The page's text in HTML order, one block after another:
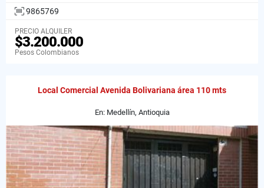
9865769
PRECIO ALQUILER
$3.200.000
Pesos Colombianos
Local Comercial Avenida Bolivariana área 110 mts
En: Medellín, Antioquia